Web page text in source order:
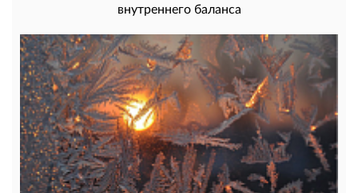
внутреннего баланса